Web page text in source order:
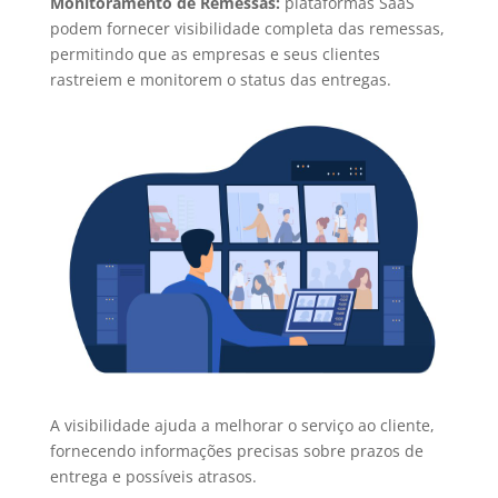
podem fornecer visibilidade completa das remessas,
permitindo que as empresas e seus clientes
rastreiem e monitorem o status das entregas.
A visibilidade ajuda a melhorar o serviço ao cliente,
fornecendo informações precisas sobre prazos de
entrega e possíveis atrasos.